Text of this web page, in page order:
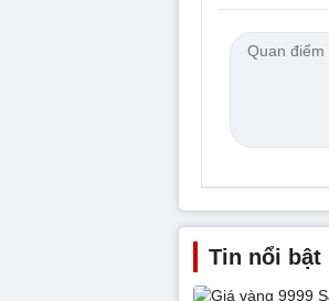
Tin nổi bật